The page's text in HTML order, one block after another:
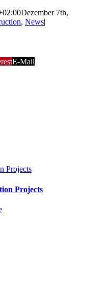
Dezember 7th,
, News|
E-Mail
Projects
Projects